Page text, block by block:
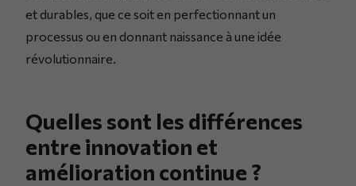
et durables, que ce soit en perfectionnant un
processus ou en donnant naissance à une idée
révolutionnaire.
Quelles sont les différences
entre innovation et
amélioration continue ?